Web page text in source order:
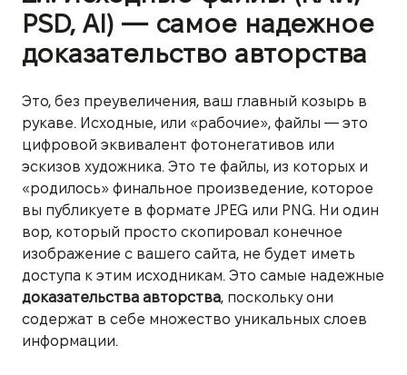
PSD, AI) — самое надежное
доказательство авторства
Это, без преувеличения, ваш главный козырь в
рукаве. Исходные, или «рабочие», файлы — это
цифровой эквивалент фотонегативов или
эскизов художника. Это те файлы, из которых и
«родилось» финальное произведение, которое
вы публикуете в формате JPEG или PNG. Ни один
вор, который просто скопировал конечное
изображение с вашего сайта, не будет иметь
доступа к этим исходникам. Это самые надежные
доказательства авторства, поскольку они
содержат в себе множество уникальных слоев
информации.